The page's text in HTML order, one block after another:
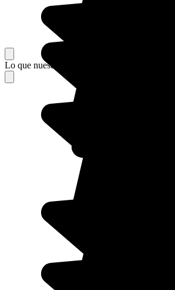
Lo que nuestros viajeros piensan de su estancia